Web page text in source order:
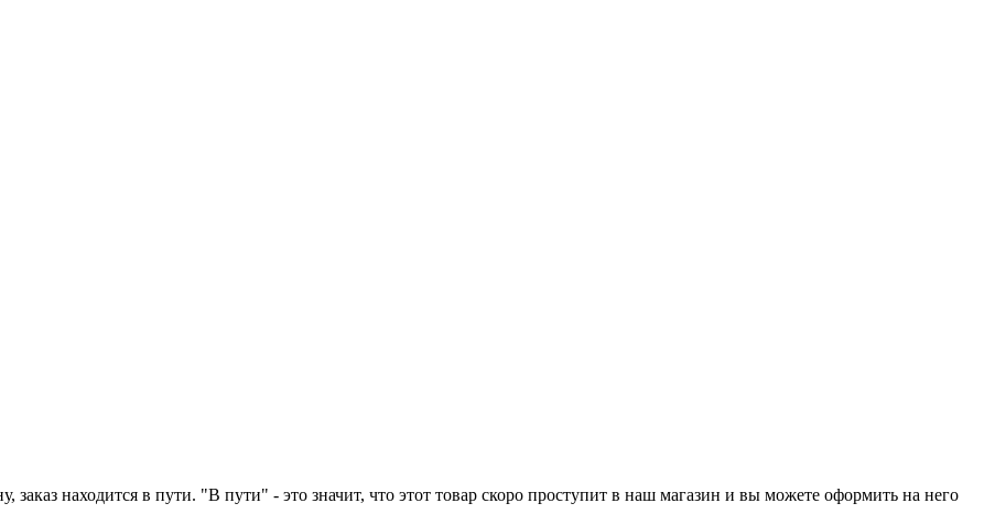
находится в пути. "В пути" - это значит, что этот товар скоро проступит в наш магазин и вы можете оформить на него